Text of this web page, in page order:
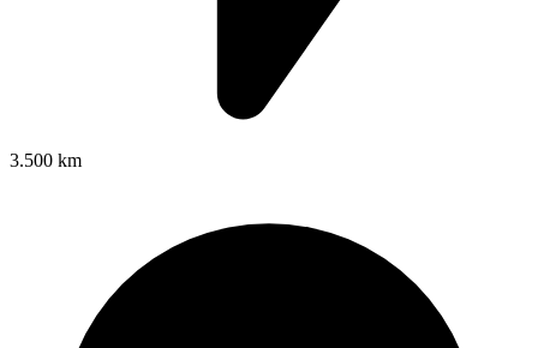
3.500 km